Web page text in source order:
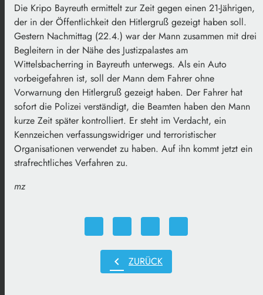
Die Kripo Bayreuth ermittelt zur Zeit gegen einen 21-Jährigen,
der in der Öffentlichkeit den Hitlergruß gezeigt haben soll.
Gestern Nachmittag (22.4.) war der Mann zusammen mit drei
Begleitern in der Nähe des Justizpalastes am
Wittelsbacherring in Bayreuth unterwegs. Als ein Auto
vorbeigefahren ist, soll der Mann dem Fahrer ohne
Vorwarnung den Hitlergruß gezeigt haben. Der Fahrer hat
sofort die Polizei verständigt, die Beamten haben den Mann
kurze Zeit später kontrolliert. Er steht im Verdacht, ein
Kennzeichen verfassungswidriger und terroristischer
Organisationen verwendet zu haben. Auf ihn kommt jetzt ein
strafrechtliches Verfahren zu.
mz
chevron_left ZURÜCK